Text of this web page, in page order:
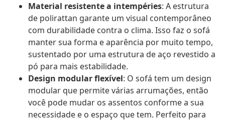
Material resistente a intempéries: A estrutura
de polirattan garante um visual contemporâneo
com durabilidade contra o clima. Isso faz o sofá
manter sua forma e aparência por muito tempo,
sustentado por uma estrutura de aço revestido a
pó para mais estabilidade.
Design modular flexível: O sofá tem um design
modular que permite várias arrumações, então
você pode mudar os assentos conforme a sua
necessidade e o espaço que tem. Perfeito para